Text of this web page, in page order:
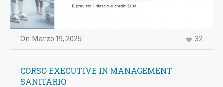
On Marzo 19, 2025 32
CORSO EXECUTIVE IN MANAGEMENT
SANITARIO